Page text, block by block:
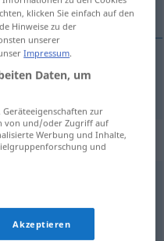
klicken Sie einfach auf den
Hinweise zu der
unserer
Impressum.
Daten, um
zur
von und/oder Zugriff auf
Werbung und Inhalte,
und
Akzeptieren